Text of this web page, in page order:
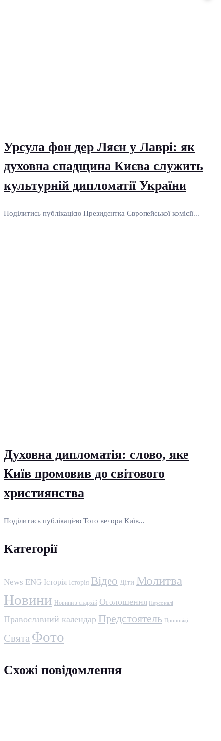
Урсула фон дер Ляєн у Лаврі: як
духовна спадщина Києва служить
культурній дипломатії України
Поділитись публікацією Президентка Європейської комісії...
Духовна дипломатія: слово, яке
Київ промовив до світового
християнства
Поділитись публікацією Того вечора Київ...
Категорії
News ENG Історія Історія Відео Діти Молитва
Новини Новини з єпархій Оголошення Персоналі
Православний календар Предстоятель Проповіді
Свята Фото
Схожі повідомлення